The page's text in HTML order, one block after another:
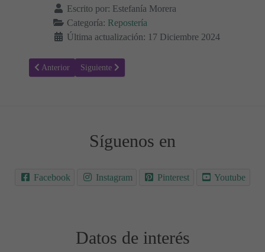
Escrito por: Estefanía Morera
Categoría: Repostería
Última actualización: 17 Diciembre 2024
Artículo anterior: Postres Navideños Sin Horno: ¡Recetas Fáciles
Anterior Artículo siguiente: Receta de Pandoro: Aprende a
Siguiente
Síguenos en
Facebook Instagram Pinterest Youtube
Datos de interés